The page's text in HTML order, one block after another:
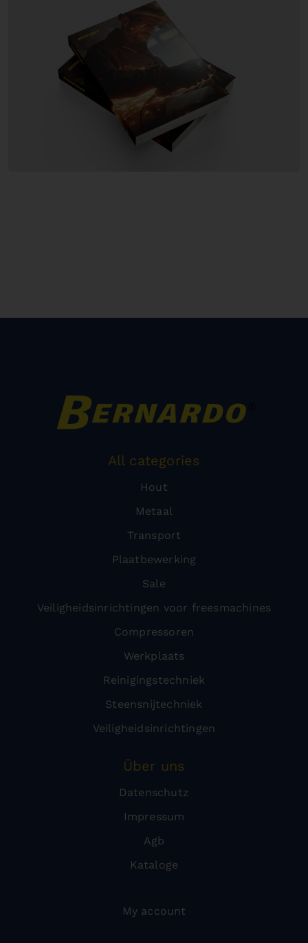
All categories
Hout
Metaal
Transport
Plaatbewerking
Sale
Veiligheidsinrichtingen voor freesmachines
Compressoren
Werkplaats
Reinigingstechniek
Steensnijtechniek
Veiligheidsinrichtingen
Über uns
Datenschutz
Impressum
Agb
Kataloge
My account